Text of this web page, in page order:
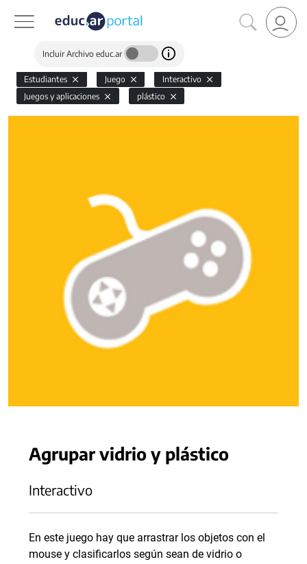
Incluir Archivo educ.ar
Estudiantes Juego
Interactivo
Juegos y aplicaciones
plástico
Agrupar vidrio y plástico
Interactivo
En este juego hay que arrastrar los objetos con el
mouse y clasificarlos según sean de vidrio o